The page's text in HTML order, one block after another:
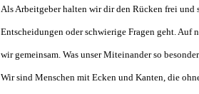
Als Arbeitgeber halten wir dir den Rücken frei und
Entscheidungen oder schwierige Fragen geht. Auf
wir gemeinsam. Was unser Miteinander so
Wir sind Menschen mit Ecken und Kanten, die